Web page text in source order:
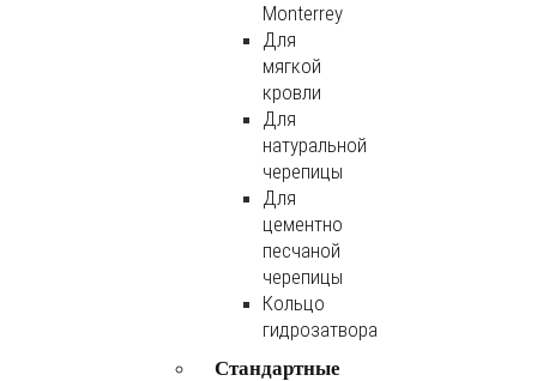
Monterrey
Для
мягкой
кровли
Для
натуральной
черепицы
Для
цементно
песчаной
черепицы
Кольцо
гидрозатвора
Стандартные